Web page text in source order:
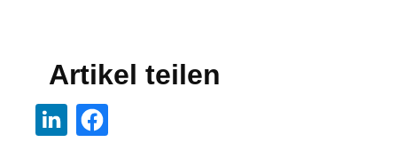
Artikel teilen